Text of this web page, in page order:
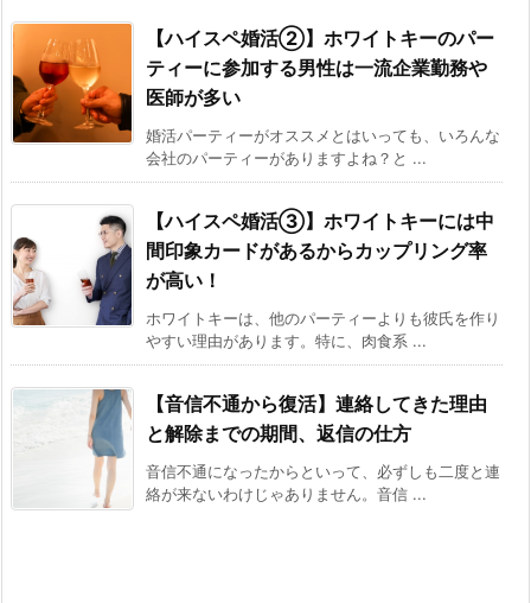
【ハイスペ婚活②】ホワイトキーのパー
ティーに参加する男性は一流企業勤務や
医師が多い
婚活パーティーがオススメとはいっても、いろんな
会社のパーティーがありますよね？と ...
【ハイスペ婚活③】ホワイトキーには中
間印象カードがあるからカップリング率
が高い！
ホワイトキーは、他のパーティーよりも彼氏を作り
やすい理由があります。特に、肉食系 ...
【音信不通から復活】連絡してきた理由
と解除までの期間、返信の仕方
音信不通になったからといって、必ずしも二度と連
絡が来ないわけじゃありません。音信 ...